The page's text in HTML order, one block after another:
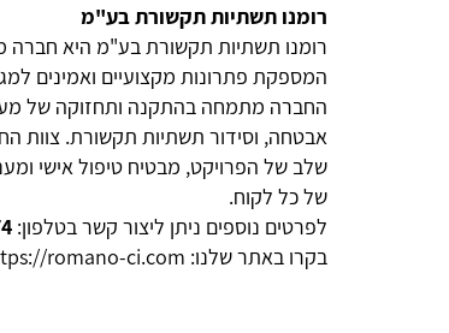
רומנו תשתיות תקשורת בע"מ
רומנו תשתיות תקשורת בע"מ היא חברה
המספקת פתרונות מקצועיים ואמינים
החברה מתמחה בהתקנה ותחזוקה של
אבטחה, וסידור תשתיות תקשורת. צוות
שלב של הפרויקט, מבטיח טיפול אישי
של כל לקוח.
לפרטים נוספים ניתן ליצור קשר בטלפון:
בקרו באתר שלנו: romano-ci.com/